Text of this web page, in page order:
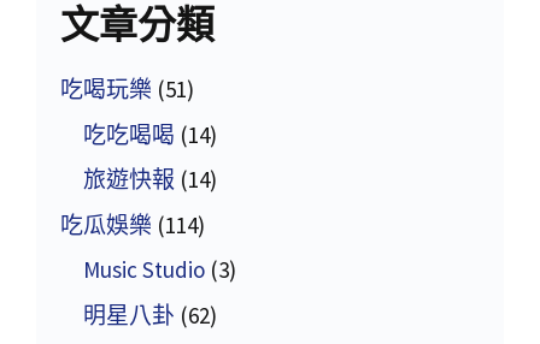
文章分類
吃喝玩樂 (51)
吃吃喝喝 (14)
旅遊快報 (14)
吃瓜娛樂 (114)
Music Studio (3)
明星八卦 (62)